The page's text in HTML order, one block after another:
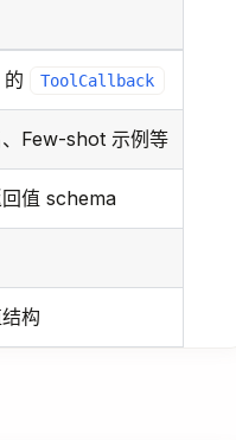
ToolCallback
Few-shot 示例等
值 schema
构